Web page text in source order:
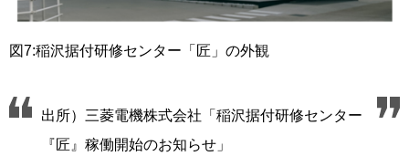
図7:稲沢据付研修センター「匠」の外観
出所）三菱電機株式会社「稲沢据付研修センター
『匠』稼働開始のお知らせ」